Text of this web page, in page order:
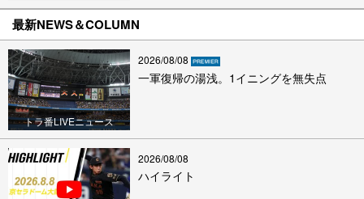
最新NEWS＆COLUMN
トラ番LIVEニュース
2026/08/08
一軍復帰の湯浅。1イニングを無失点
2026/08/08
ハイライト